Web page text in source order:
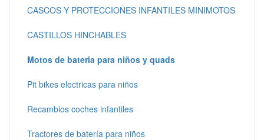
CASCOS Y PROTECCIONES INFANTILES MINIMOTOS
CASTILLOS HINCHABLES
Motos de bateria para niños y quads
Pit bikes electricas para niños
Recambios coches infantiles
Tractores de batería para niños